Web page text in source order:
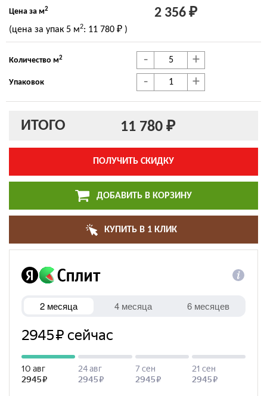
Цена за м2 2 356 ₽
(цена за упак 5 м2: 11 780 ₽ )
Количество м2 - +
Упаковок - +
ИТОГО 11 780 ₽
ПОЛУЧИТЬ СКИДКУ
ДОБАВИТЬ В КОРЗИНУ
КУПИТЬ В 1 КЛИК